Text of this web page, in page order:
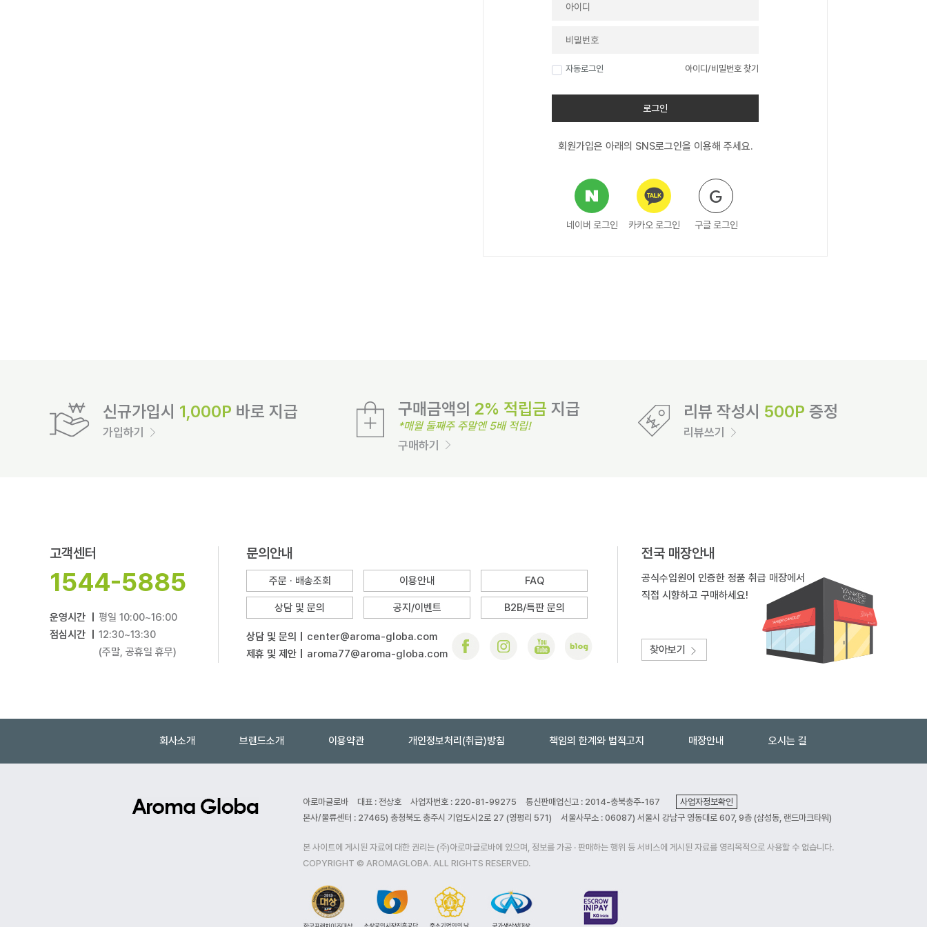
자동로그인 아이디/비밀번호 찾기
로그인
회원가입은 아래의 SNS로그인을 이용해 주세요.
네이버 로그인 카카오 로그인 구글 로그인
신규가입시 1,000P 바로 지급
가입하기
구매금액의 2% 적립금 지급
*매월 둘째주 주말엔 5배 적립!
구매하기
리뷰 작성시 500P 증정
리뷰쓰기
고객센터
1544-5885
운영시간 |
평일 10:00~16:00
점심시간 |
12:30~13:30
(주말, 공휴일 휴무)
문의안내
주문 · 배송조회 이용안내 FAQ
상담 및 문의 공지/이벤트 B2B/특판 문의
상담 및 문의 |
center@aroma-globa.com
제휴 및 제안 |
aroma77@aroma-globa.com
전국 매장안내
공식수입원이 인증한 정품 취급 매장에서
직접 시향하고 구매하세요!
찾아보기
회사소개 브랜드소개 이용약관 개인정보처리(취급)방침 책임의 한계와 법적고지 매장안내 오시는 길
아로마글로바 대표 : 전상호 사업자번호 : 220-81-99275 통신판매업신고 : 2014-충북충주-167
사업자정보확인
본사/물류센터 : 27465) 충청북도 충주시 기업도시2로 27 (영평리 571)
서울사무소 : 06087) 서울시 강남구 영동대로 607, 9층 (삼성동, 랜드마크타워)
본 사이트에 게시된 자료에 대한 권리는 (주)아로마글로바에 있으며, 정보를 가공 · 판매하는 행위 등 서비스에 게시된 자료를 영리목적으로 사용할 수 없습니다.
COPYRIGHT © AROMAGLOBA. ALL RIGHTS RESERVED.